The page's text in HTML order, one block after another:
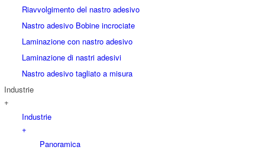
Riavvolgimento del nastro adesivo
Nastro adesivo Bobine incrociate
Laminazione con nastro adesivo
Laminazione di nastri adesivi
Nastro adesivo tagliato a misura
Industrie
+
Industrie
+
Panoramica